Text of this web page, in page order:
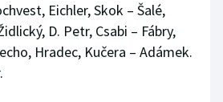
Eichler, Skok – Šalé,
D. Petr, Csabi – Fábry,
Hradec, Kučera – Adámek.